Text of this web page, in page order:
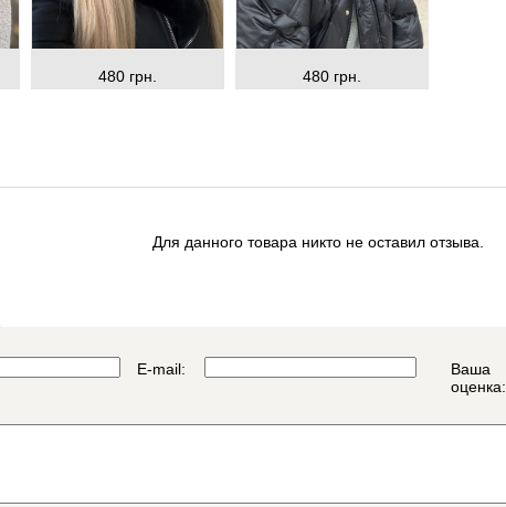
480 грн. 480 грн.
Для данного товара никто не оставил отзыва.
E-mail:
Ваша
оценка: